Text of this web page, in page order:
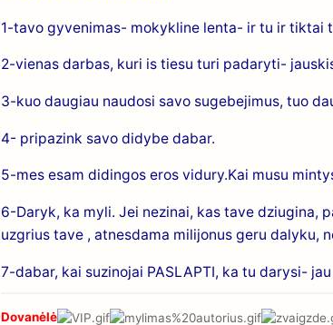
1-tavo gyvenimas- mokykline lenta- ir tu ir tiktai
2-vienas darbas, kuri is tiesu turi padaryti-
3-kuo daugiau naudosi savo sugebejimus, tuo
4- pripazink savo didybe dabar.
5-mes esam didingos eros vidury.Kai musu
6-Daryk, ka myli. Jei nezinai, kas tave dziugina,
uzgrius tave , atnesdama milijonus geru dalyku,
7-dabar, kai suzinojai PASLAPTI, ka tu darysi-
Dovanėlė